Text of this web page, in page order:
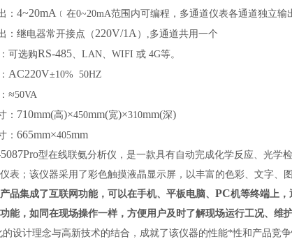
： 4~20mA ﹝在0~20mA范围内可编程，多通道仪表各通道独立输
：继电器常开接点（ 220V/1A ） ,多通道共用一个
可选购RS-485、 LAN、 WIFI 或 4G等。
AC220V±10% 50HZ
≈50VA
： 710mm(高)×450mm(宽)×310mm(深)
： 665mm×405mm
型在线联氨分析仪，是一款具有自动完成化学反应、光学
表；该仪器采用了彩色触摸液晶显示屏，以丰富的色彩、文字、
产品集成了互联网功能，可以在手机、平板电脑、 PC机等终端上
能，如同在现场操作一样，方便用户及时了解现场运行工况、维
的设计理念与高新技术的结合，成就了该仪器的性能*性和产品竞